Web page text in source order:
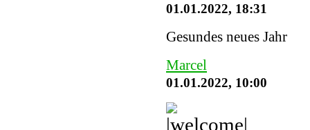
01.01.2022, 18:31
Gesundes neues Jahr
Marcel
01.01.2022, 10:00